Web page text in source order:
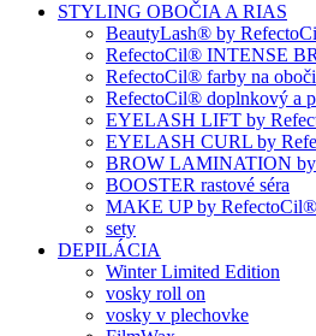
STYLING OBOČIA A RIAS
BeautyLash® by
RefectoCil® INTENSE
RefectoCil® farby na
RefectoCil® doplnkový a
EYELASH LIFT by
EYELASH CURL by
BROW LAMINATION
BOOSTER rastové séra
MAKE UP by RefectoCil®
sety
DEPILÁCIA
Winter Limited Edition
vosky roll on
vosky v plechovke